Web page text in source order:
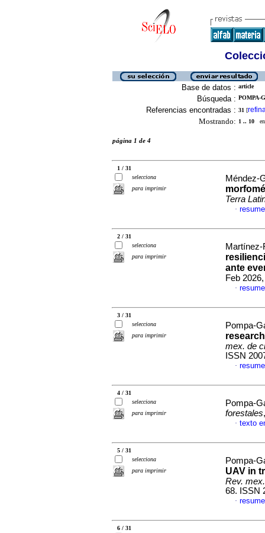
Base de datos : article
Búsqueda : POMPA-
Referencias encontradas : 31 [
Mostrando: 1 .. 10 en
página 1 de 4
1 / 31
selecciona
para imprimir
Méndez-
Terra
·
2 / 31
selecciona
para imprimir
ante
Feb
·
3 / 31
selecciona
para imprimir
Pompa-
mex. de
ISSN
·
4 / 31
selecciona
para imprimir
Pompa-
forestales
· texto
5 / 31
selecciona
para imprimir
Pompa-
UAV in
Rev.
68. ISSN
·
6 / 31